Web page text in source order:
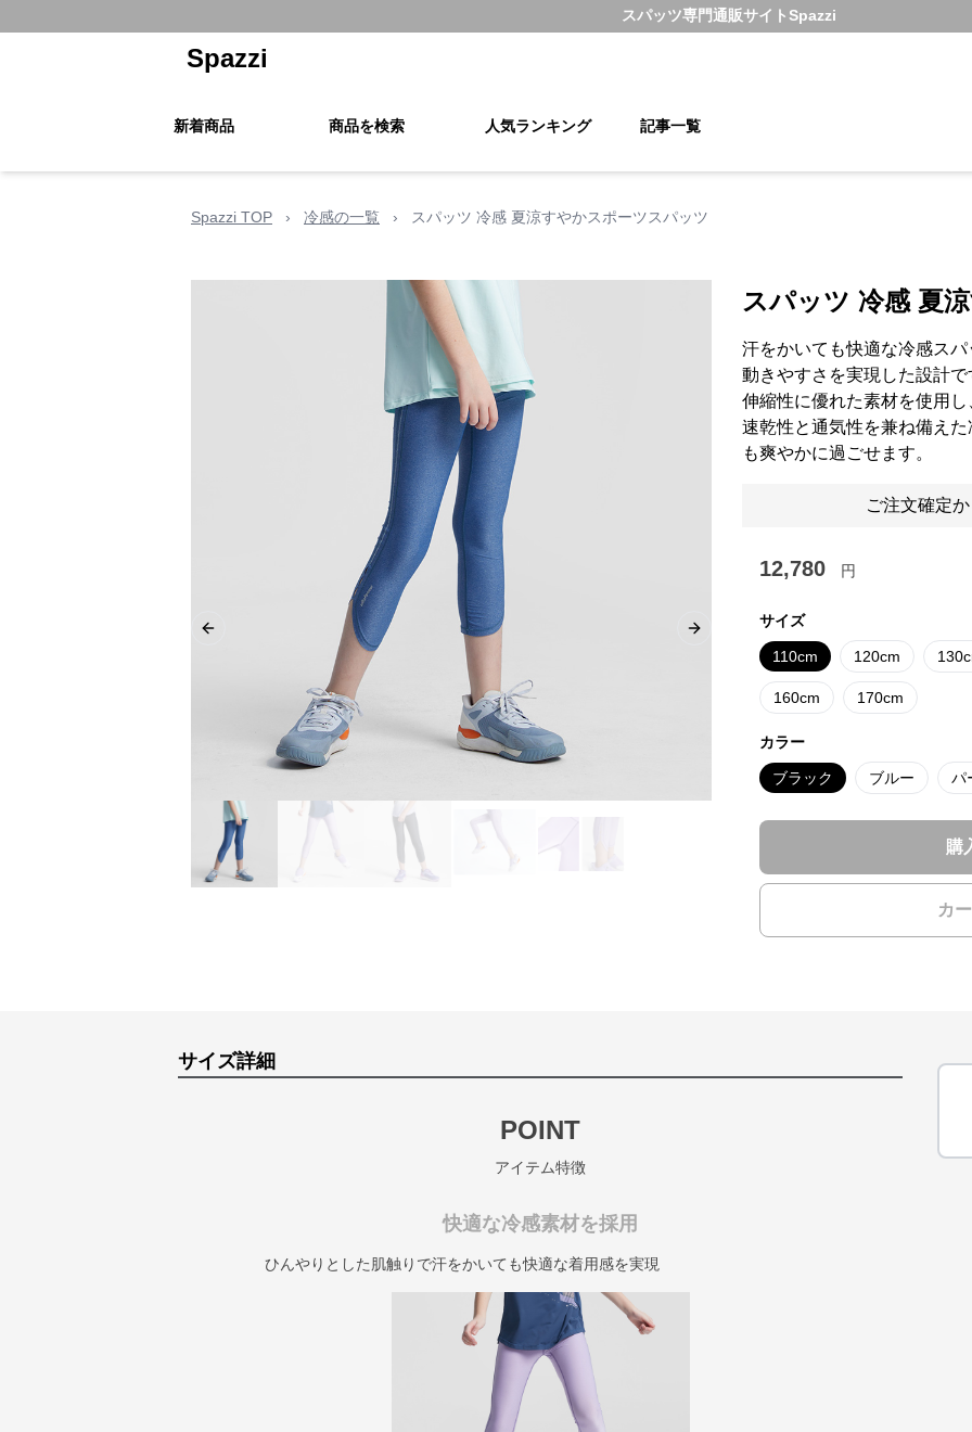
スパッツ専門通販サイトSpazzi
Spazzi
新着商品 商品を検索 人気ランキング 記事一覧
Spazzi TOP › 冷感の一覧 › スパッツ 冷感 夏涼すやかスポーツスパッツ
Previous slide Next slide
スパッツ 冷感 夏
汗をかいても快適な冷感ス
動きやすさを実現した設計で
伸縮性に優れた素材を使用し
速乾性と通気性を兼ね備え
も爽やかに過ごせます。
ご注文確定
12,780 円
サイズ
110cm 120cm
160cm 170cm
カラー
ブラック ブルー パ
購
カ
サイズ詳細
POINT
アイテム特徴
快適な冷感素材を採用
ひんやりとした肌触りで汗をかいても快適な着用感を実現